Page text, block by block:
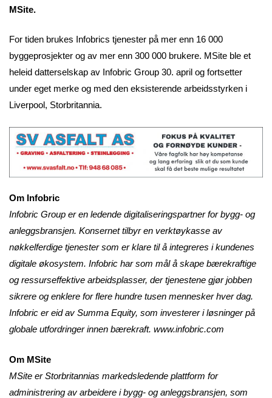
MSite.
For tiden brukes Infobrics tjenester på mer enn 16 000
byggeprosjekter og av mer enn 300 000 brukere. MSite ble et
heleid datterselskap av Infobric Group 30. april og fortsetter
under eget merke og med den eksisterende arbeidsstyrken i
Liverpool, Storbritannia.
Om Infobric
Infobric Group er en ledende digitaliseringspartner for bygg- og
anleggsbransjen. Konsernet tilbyr en verktøykasse av
nøkkelferdige tjenester som er klare til å integreres i kundenes
digitale økosystem. Infobric har som mål å skape bærekraftige
og ressurseffektive arbeidsplasser, der tjenestene gjør jobben
sikrere og enklere for flere hundre tusen mennesker hver dag.
Infobric er eid av Summa Equity, som investerer i løsninger på
globale utfordringer innen bærekraft. www.infobric.com
Om MSite
MSite er Storbritannias markedsledende plattform for
administrering av arbeidere i bygg- og anleggsbransjen, som